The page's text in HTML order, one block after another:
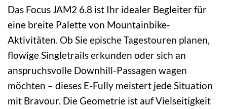
Das Focus JAM2 6.8 ist Ihr idealer Begleiter für
eine breite Palette von Mountainbike-
Aktivitäten. Ob Sie epische Tagestouren planen,
flowige Singletrails erkunden oder sich an
anspruchsvolle Downhill-Passagen wagen
möchten – dieses E-Fully meistert jede Situation
mit Bravour. Die Geometrie ist auf Vielseitigkeit